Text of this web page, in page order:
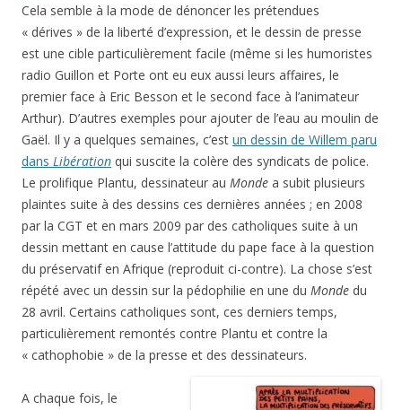
Cela semble à la mode de dénoncer les prétendues
« dérives » de la liberté d’expression, et le dessin de presse
est une cible particulièrement facile (même si les humoristes
radio Guillon et Porte ont eu eux aussi leurs affaires, le
premier face à Eric Besson et le second face à l’animateur
Arthur). D’autres exemples pour ajouter de l’eau au moulin de
Gaël. Il y a quelques semaines, c’est un dessin de Willem paru
dans Libération qui suscite la colère des syndicats de police.
Le prolifique Plantu, dessinateur au Monde a subit plusieurs
plaintes suite à des dessins ces dernières années ; en 2008
par la CGT et en mars 2009 par des catholiques suite à un
dessin mettant en cause l’attitude du pape face à la question
du préservatif en Afrique (reproduit ci-contre). La chose s’est
répété avec un dessin sur la pédophilie en une du Monde du
28 avril. Certains catholiques sont, ces derniers temps,
particulièrement remontés contre Plantu et contre la
« cathophobie » de la presse et des dessinateurs.
A chaque fois, le